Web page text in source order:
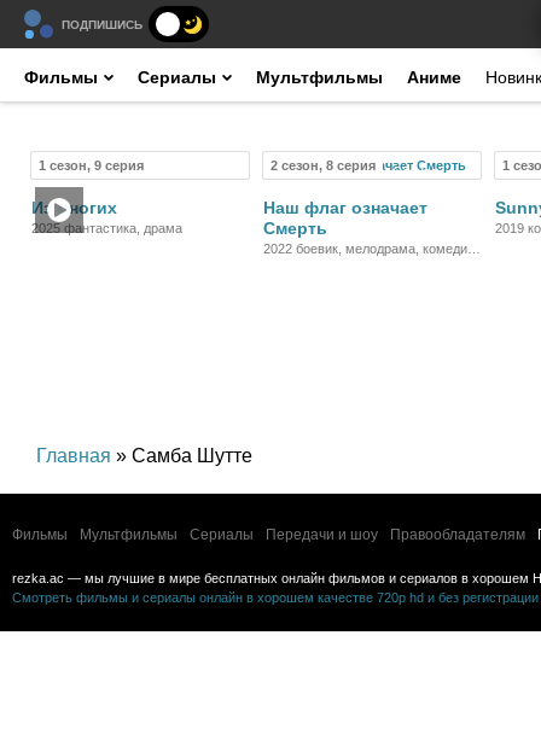
ПОДПИШИСЬ
Фильмы Сериалы Мультфильмы Аниме
1 сезон, 9 серия
Из многих
2025 фантастика, драма
2 сезон, 8 серия Сериал
Наш флаг означает
Смерть
2022 боевик, мелодрама, комедия,
1
2019
Главная » Самба Шутте
Фильмы Мультфильмы Сериалы Передачи и шоу Правообладателям
rezka.ac — мы лучшие в мире бесплатных онлайн фильмов и сериалов в хорошем
Смотреть фильмы и сериалы онлайн в хорошем качестве 720p hd и без